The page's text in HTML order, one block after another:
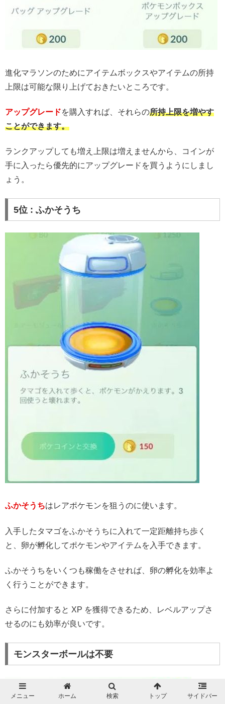
進化マラソンのためにアイテムボックスやアイテムの所持
上限は可能な限り上げておきたいところです。
アップグレードを購入すれば、それらの所持上限を増やす
ことができます。
ランクアップしても増え上限は増えませんから、コインが
手に入ったら優先的にアップグレードを買うようにしまし
ょう。
5位 : ふかそうち
ふかそうちはレアポケモンを狙うのに使います。
入手したタマゴをふかそうちに入れて一定距離持ち歩く
と、卵が孵化してポケモンやアイテムを入手できます。
ふかそうちをいくつも稼働をさせれば、卵の孵化を効率よ
く行うことができます。
さらに付加すると XP を獲得できるため、レベルアップさ
せるのにも効率が良いです。
モンスターボールは不要
メニュー ホーム 検索 トップ サイドバー